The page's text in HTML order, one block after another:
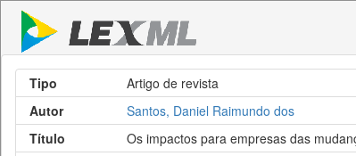
Tipo
Artigo de revista
Autor
Santos, Daniel Raimundo dos
Título
Os impactos para empresas das